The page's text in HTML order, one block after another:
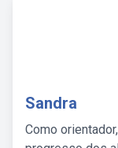
Sandra
Como